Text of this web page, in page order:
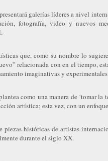
galerías líderes a nivel
fotografía, video y nuevos
que, como su nombre lo
relacionada con en el tiempo,
imaginativas y
como una manera de ‘tomar
artística; esta vez, con un
históricas de artistas
durante el siglo XX.